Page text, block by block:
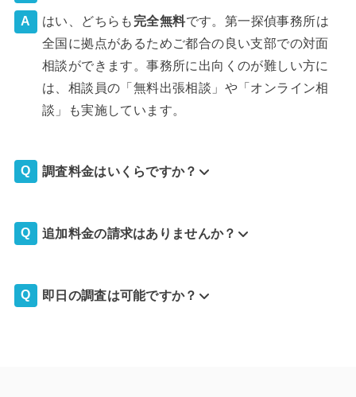
はい、どちらも 完全無料です。第一探偵事務所は
全国に拠点があるためご都合の良い支部での対面
相談ができます。事務所に出向くのが難しい方に
は、相談員の「無料出張相談」や「オンライン相
談」も実施しています。
調査料金はいくらですか？
追加料金の請求はありませんか？
即日の調査は可能ですか？